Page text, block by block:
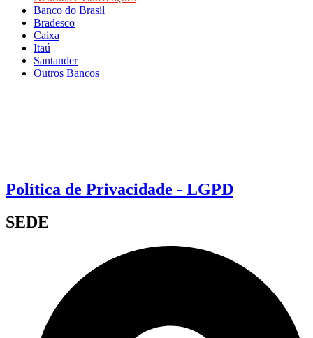
Banco do Brasil
Bradesco
Caixa
Itaú
Santander
Outros Bancos
Política de Privacidade - LGPD
SEDE